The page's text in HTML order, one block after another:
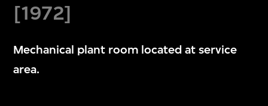
[1972]
Mechanical plant room located at service
area.